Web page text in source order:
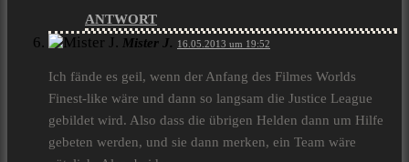
ANTWORT
Mister J. 16.05.2013 um 19:52
Ich fände es geil, wenn der Anfang des Filmes Worlds
Finest-like wäre und dann so langsam die Justice League
gebildet wird. Also dass die übrigen Helden dann um Hilfe
gebeten werden, und sie dann merken, ein Team wäre